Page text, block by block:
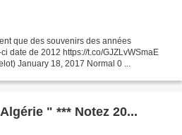
que des souvenirs des années
date de 2012 https://t.co/GJZLvWSmaE
January 18, 2017 Normal 0 ...
Son film "Retour en Algérie " *** Notez 20...